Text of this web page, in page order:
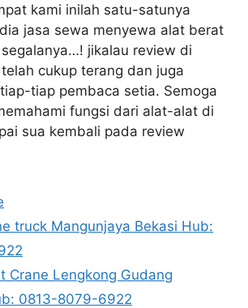
kami inilah satu-satunya
jasa sewa menyewa alat berat
jikalau review di
cukup terang dan juga
tiap pembaca setia. Semoga
fungsi dari alat-alat di
sua kembali pada review
truck Mangunjaya Bekasi Hub:
Crane Lengkong Gudang
0813-8079-6922